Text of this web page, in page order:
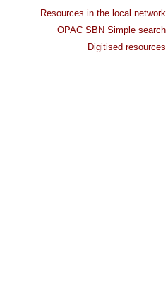
Resources in the local network
OPAC SBN Simple search
Digitised resources